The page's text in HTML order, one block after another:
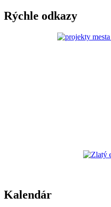
Rýchle odkazy
Kalendár